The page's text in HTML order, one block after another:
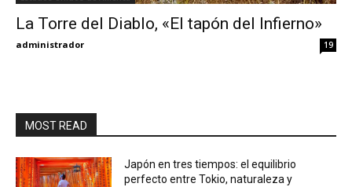
La Torre del Diablo, «El tapón del Infierno»
administrador 19
MOST READ
Japón en tres tiempos: el equilibrio
perfecto entre Tokio, naturaleza y